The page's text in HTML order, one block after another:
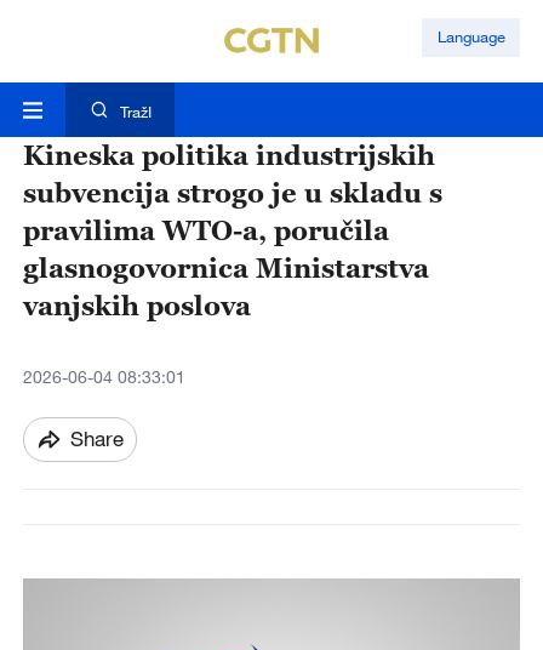
Language
TražI
Kineska politika industrijskih
subvencija strogo je u skladu s
pravilima WTO-a, poručila
glasnogovornica Ministarstva
vanjskih poslova
2026-06-04 08:33:01
Share